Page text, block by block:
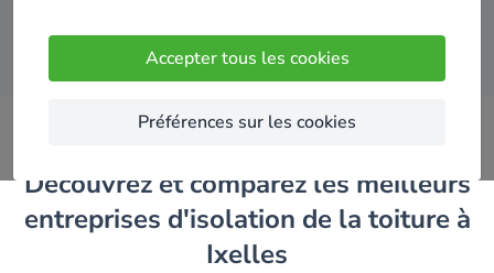
Accepter tous les cookies
Préférences sur les cookies
Comparer des devis
Découvrez et comparez les meilleurs
entreprises d'isolation de la toiture à
Ixelles